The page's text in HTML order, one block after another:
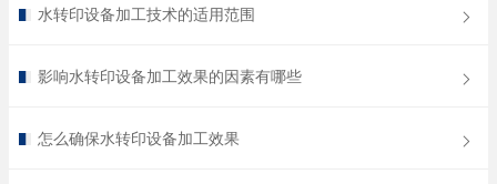
水转印设备加工技术的适用范围
影响水转印设备加工效果的因素有哪些
怎么确保水转印设备加工效果